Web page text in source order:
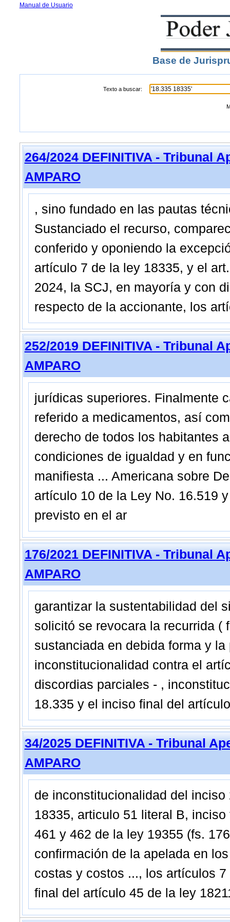
Manual de Usuario
Base de
Texto a buscar:
264/2024 DEFINITIVA - Tribunal
AMPARO
, sino fundado en las pautas
Sustanciado el recurso,
conferido y oponiendo la
artículo 7 de la ley 18335, y el
2024, la SCJ, en mayoría y con
respecto de la accionante, los
252/2019 DEFINITIVA - Tribunal
AMPARO
jurídicas superiores. Finalmente
referido a medicamentos, así
derecho de todos los habitantes
condiciones de igualdad y en
manifiesta ... Americana sobre
artículo 10 de la Ley No. 16.519
previsto en el ar
176/2021 DEFINITIVA - Tribunal
AMPARO
garantizar la sustentabilidad del
solicitó se revocara la recurrida
sustanciada en debida forma y
inconstitucionalidad contra el
discordias parciales - ,
18.335 y el inciso final del
34/2025 DEFINITIVA - Tribunal
AMPARO
de inconstitucionalidad del
18335, articulo 51 literal B,
461 y 462 de la ley 19355 (fs.
confirmación de la apelada en
costas y costos ..., los artículos
final del artículo 45 de la ley